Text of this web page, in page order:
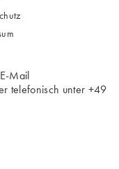
Mail
telefonisch unter +49